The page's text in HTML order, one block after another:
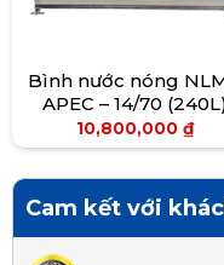
Cam kết với
Bình nước nóng
APEC – 14/70
10,800,000₫